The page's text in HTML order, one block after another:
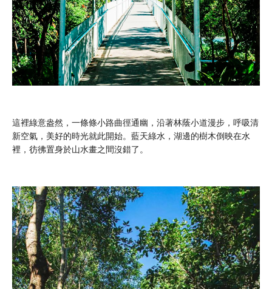
這裡綠意盎然，一條條小路曲徑通幽，沿著林蔭小道漫步，呼吸清
新空氣，美好的時光就此開始。藍天綠水，湖邊的樹木倒映在水
裡，彷彿置身於山水畫之間沒錯了。